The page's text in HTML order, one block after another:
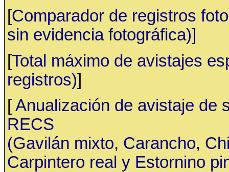
[Comparador de registros
sin evidencia fotográfica)]
[Total máximo de avistajes
registros)]
[Anualización de avistaje de
RECS
(Gavilán mixto, Carancho,
Carpintero real y Estornino